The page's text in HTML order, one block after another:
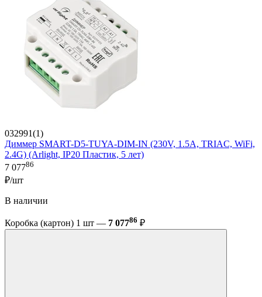
032991(1)
Диммер SMART-D5-TUYA-DIM-IN (230V, 1.5A, TRIAC, WiFi,
2.4G) (Arlight, IP20 Пластик, 5 лет)
7 07786
₽/шт
В наличии
Коробка (картон) 1 шт — 7 07786 ₽